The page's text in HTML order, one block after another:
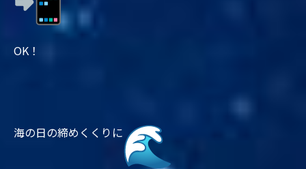
OK！
海の日の締めくくりに